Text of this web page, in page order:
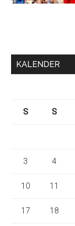
KALENDER
S
S
3 4
10 11
17 18